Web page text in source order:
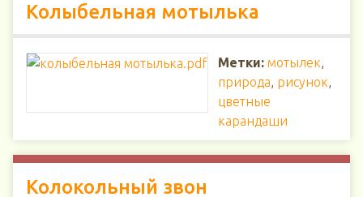
Колыбельная мотылька
Метки: мотылек,
природа, рисунок,
цветные
карандаши
Колокольный звон